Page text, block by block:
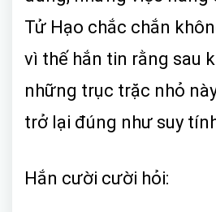
Tử Hạo chắc chắn
vì thế hắn tin rằng sau
những trục trặc nhỏ
trở lại đúng như suy
Hắn cười cười hỏi: